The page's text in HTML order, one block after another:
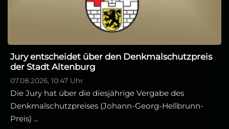
Jury entscheidet über den Denkmalschutzpreis
der Stadt Altenburg
07.08.2026, 10:47 Uhr
Die Jury hat über die diesjährige Vergabe des
Denkmalschutzpreises (Johann-Georg-Hellbrunn-
Preis) ...